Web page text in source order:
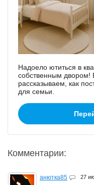
Надоело ютиться в
собственным двором!
рассказываем, как
для семьи.
Комментарии:
анютка85 27